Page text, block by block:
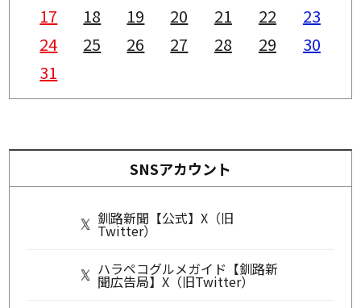
17
18 19 20 21 22
23
24
25 26 27 28 29
30
31
SNSアカウント
釧路新聞【公式】X（旧
Twitter）
ハラペコグルメガイド【釧路新
聞広告局】X（旧Twitter）